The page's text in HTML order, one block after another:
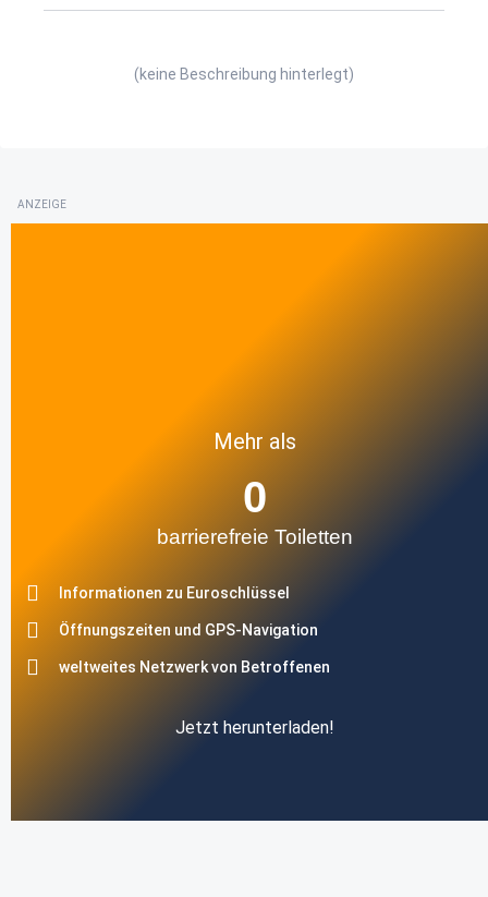
(keine Beschreibung hinterlegt)
ANZEIGE
Mehr als
barrierefreie Toiletten
0
Informationen zu Euroschlüssel
Öffnungszeiten und GPS-Navigation
weltweites Netzwerk von Betroffenen
Jetzt herunterladen!